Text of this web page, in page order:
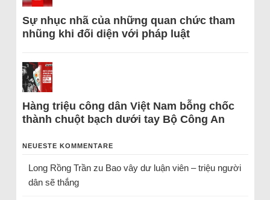
Sự nhục nhã của những quan chức tham
nhũng khi đối diện với pháp luật
Hàng triệu công dân Việt Nam bỗng chốc
thành chuột bạch dưới tay Bộ Công An
NEUESTE KOMMENTARE
Long Rồng Trầnzu Bao vây dư luận viên – triệu người
dân sẽ thắng